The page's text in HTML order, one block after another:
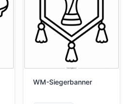
WM-Siegerbanner